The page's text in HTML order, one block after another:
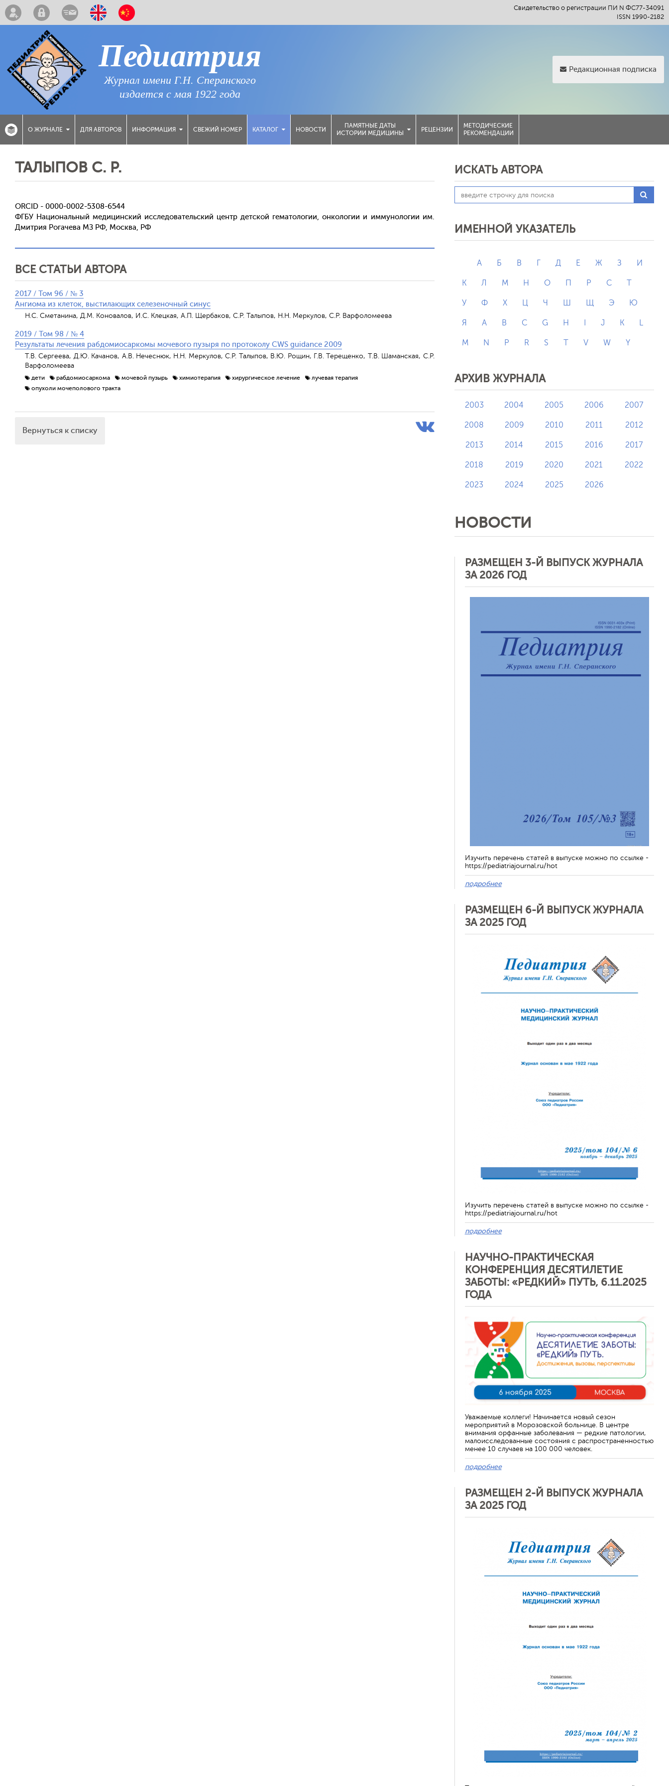
Свидетельство о регистрации ПИ N ФС77-34091
ISSN 1990-2182
Педиатрия
Журнал имени Г.Н. Сперанского
издается с мая 1922 года
Редакционная подписка
О ЖУРНАЛЕ ДЛЯ АВТОРОВ ИНФОРМАЦИЯ СВЕЖИЙ НОМЕР КАТАЛОГ НОВОСТИ
ПАМЯТНЫЕ ДАТЫ
ИСТОРИИ МЕДИЦИНЫ
РЕЦЕНЗИИ
МЕТОДИЧЕСКИЕ
РЕКОМЕНДАЦИИ
ТАЛЫПОВ С. Р.
ORCID - 0000-0002-5308-6544
ФГБУ Национальный медицинский исследовательский центр детской гематологии, онкологии и иммунологии им.
Дмитрия Рогачева МЗ РФ, Москва, РФ
ВСЕ СТАТЬИ АВТОРА
2017 / Том 96 / № 3
Ангиома из клеток, выстилающих селезеночный синус
Н.С. Сметанина, Д.М. Коновалов, И.С. Клецкая, А.П. Щербаков, С.Р. Талыпов, Н.Н. Меркулов, С.Р. Варфоломеева
2019 / Том 98 / № 4
Результаты лечения рабдомиосаркомы мочевого пузыря по протоколу CWS guidance 2009
Т.В. Сергеева, Д.Ю. Качанов, А.В. Нечеснюк, Н.Н. Меркулов, С.Р. Талыпов, В.Ю. Рощин, Г.В. Терещенко, Т.В. Шаманская, С.Р.
Варфоломеева
дети рабдомиосаркома мочевой пузырь химиотерапия хирургическое лечение
лучевая терапия
опухоли мочеполового тракта
Вернуться к списку
ИСКАТЬ АВТОРА
ИМЕННОЙ УКАЗАТЕЛЬ
А Б В Г Д Е Ж З И
К Л М Н О П Р С Т
У Ф Х Ц Ч Ш Щ Э Ю
Я A B C G H J K L
M N P R S T V W Y
АРХИВ ЖУРНАЛА
2003 2004 2005 2006 2007
2008 2009 2010 2011 2012
2013 2014 2015 2016 2017
2018 2019 2020 2021 2022
2023 2024 2025 2026
НОВОСТИ
РАЗМЕЩЕН 3-Й ВЫПУСК ЖУРНАЛА
ЗА 2026 ГОД
Изучить перечень статей в выпуске можно по ссылке -
https://pediatriajournal.ru/hot
подробнее
РАЗМЕЩЕН 6-Й ВЫПУСК ЖУРНАЛА
ЗА 2025 ГОД
Изучить перечень статей в выпуске можно по ссылке -
https://pediatriajournal.ru/hot
подробнее
НАУЧНО-ПРАКТИЧЕСКАЯ
КОНФЕРЕНЦИЯ ДЕСЯТИЛЕТИЕ
ЗАБОТЫ: «РЕДКИЙ» ПУТЬ, 6.11.2025
ГОДА
Уважаемые коллеги! Начинается новый сезон
мероприятий в Морозовской больнице. В центре
внимания орфанные заболевания — редкие патологии,
малоисследованные состояния с распространенностью
менее 10 случаев на 100 000 человек.
подробнее
РАЗМЕЩЕН 2-Й ВЫПУСК ЖУРНАЛА
ЗА 2025 ГОД
Отменить